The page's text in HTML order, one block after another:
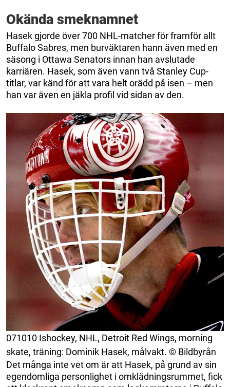
Okända smeknamnet
Hasek gjorde över 700 NHL-matcher för framför allt
Buffalo Sabres, men burväktaren hann även med en
säsong i Ottawa Senators innan han avslutade
karriären. Hasek, som även vann två Stanley Cup-
titlar, var känd för att vara helt orädd på isen – men
han var även en jäkla profil vid sidan av den.
071010 Ishockey, NHL, Detroit Red Wings, morning
skate, träning: Dominik Hasek, målvakt. © Bildbyrån
Det många inte vet om är att Hasek, på grund av sin
egendomliga personlighet i omklädningsrummet, fick